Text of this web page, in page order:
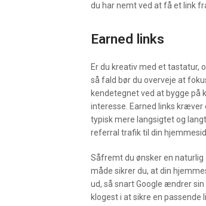
du har nemt ved at få et link
Earned links
Er du kreativ med et tastatur,
så fald bør du overveje at
kendetegnet ved at bygge på
interesse. Earned links
typisk mere langsigtet og
referral trafik til din
Såfremt du ønsker en naturlig
måde sikrer du, at din
ud, så snart Google ændrer
klogest i at sikre en passende